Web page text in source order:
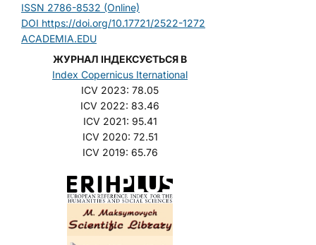
ISSN 2786-8532 (Online)
DOI https://doi.org/10.17721/2522-1272
ACADEMIA.EDU
ЖУРНАЛ ІНДЕКСУЄТЬСЯ В
Index Copernicus Iternational
ICV 2023: 78.05
ICV 2022: 83.46
ICV 2021: 95.41
ICV 2020: 72.51
ICV 2019: 65.76